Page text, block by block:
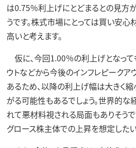
は0.75％利上げにとどまるとの見方
うです。株式市場にとっては買い安
高いと考えます。
仮に、今回1.00％の利上げとなって
ウトなどから今後のインフレピーク
あるため、以降の利上げ幅は大きく
がる可能性もあるでしょう。世界的
れて悪材料視される局面もありそうで
グロース株主体での上昇を想定した